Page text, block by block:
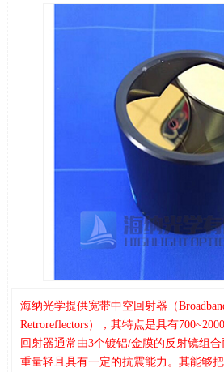
海纳光学提供宽带中空回射器（
Retroreflectors），其特点是具有
回射器通常由3个镀铝/金膜的反射镜组合
重量轻且具有一定的抗震能力。其能够